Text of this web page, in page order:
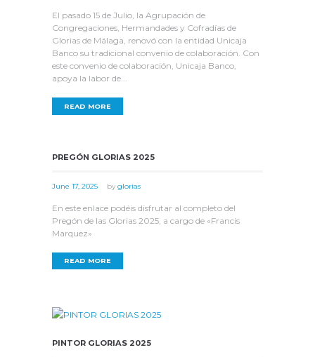
El pasado 15 de Julio, la Agrupación de
Congregaciones, Hermandades y Cofradías de
Glorias de Málaga, renovó con la entidad Unicaja
Banco su tradicional convenio de colaboración. Con
este convenio de colaboración, Unicaja Banco,
apoya la labor de...
READ MORE
PREGÓN GLORIAS 2025
June 17, 2025 by glorias
En este enlace podéis disfrutar al completo del
Pregón de las Glorias 2025, a cargo de «Francis
Marquez»
READ MORE
PINTOR GLORIAS 2025